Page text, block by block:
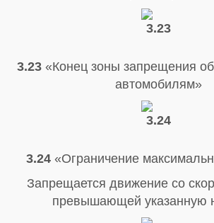
3.23 «Конец зоны запрещения
автомобилям»
3.24«Ограничение
Запрещается движение со
превышающей указанную